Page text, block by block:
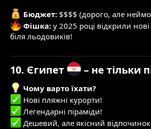
Бюджет: $$$$ (дорого, але
Фішка: у 2025 році відкрили нові
біля льодовиків!
10. Єгипет – не тільки
Чому варто їхати?
Нові пляжні курорти!
Легендарні піраміди!
Дешевий, але якісний